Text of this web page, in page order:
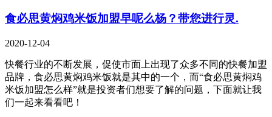
食必思黄焖鸡米饭加盟早呢么杨？带您进行灵.
2020-12-04
快餐行业的不断发展，促使市面上出现了众多不同的快餐加盟
品牌，食必思黄焖鸡米饭就是其中的一个，而“食必思黄焖鸡
米饭加盟怎么样”就是投资者们想要了解的问题，下面就让我
们一起来看看吧！